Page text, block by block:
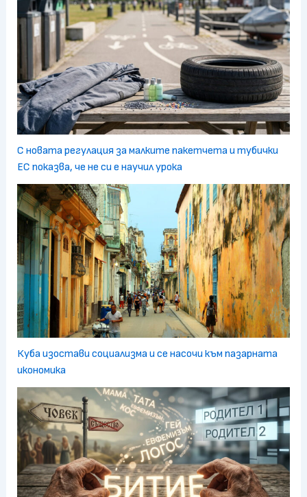
С новата регулация за малките пакетчета и тубички
ЕС показва, че не си е научил урока
Куба изостави социализма и се насочи към пазарната
икономика